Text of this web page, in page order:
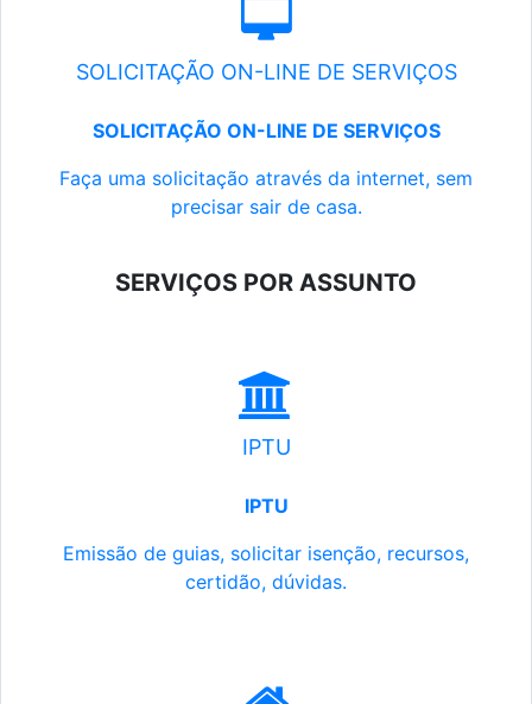
SOLICITAÇÃO ON-LINE DE SERVIÇOS
SOLICITAÇÃO ON-LINE DE SERVIÇOS
Faça uma solicitação através da internet, sem
precisar sair de casa.
SERVIÇOS POR ASSUNTO
IPTU
IPTU
Emissão de guias, solicitar isenção, recursos,
certidão, dúvidas.